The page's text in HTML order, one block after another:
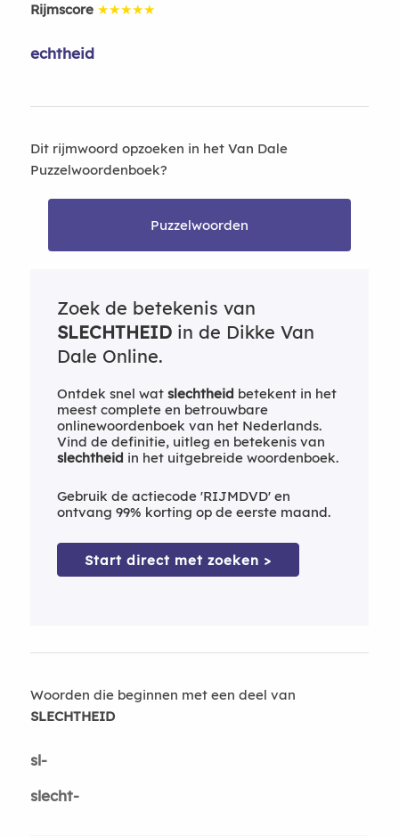
Rijmscore ★★★★★
echtheid
Dit rijmwoord opzoeken in het Van Dale
Puzzelwoordenboek?
Puzzelwoorden
Zoek de betekenis van
SLECHTHEIDin de Dikke Van
Dale Online.
Ontdek snel wat slechtheid betekent in het
meest complete en betrouwbare
onlinewoordenboek van het Nederlands.
Vind de definitie, uitleg en betekenis van
slechtheid in het uitgebreide woordenboek.
Gebruik de actiecode 'RIJMDVD' en
ontvang 99% korting op de eerste maand.
Start direct met zoeken >
Woorden die beginnen met een deel van
SLECHTHEID
sl-
slecht-